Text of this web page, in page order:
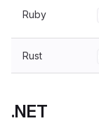
Ruby
Rust
.NET